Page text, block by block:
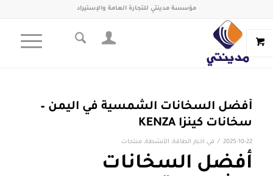
مؤسسة مدينتي للتجارة العامة والإستيراد
أفضل السخانات الشمسية في اليمن –
سخانات كينزا KENZA
2025-10-22
/ في اخبار الطاقة, الأنشطة, منتجات
أفضل السخانات